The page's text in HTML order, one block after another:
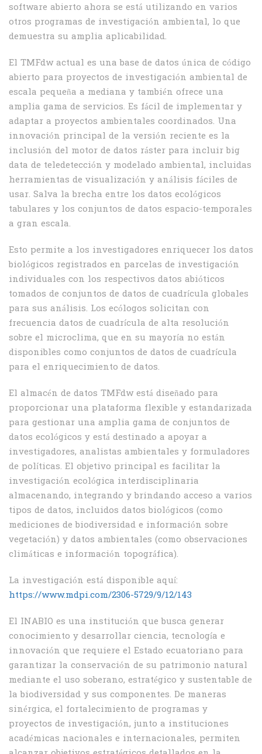
software abierto ahora se está utilizando en varios
otros programas de investigación ambiental, lo que
demuestra su amplia aplicabilidad.
El TMFdw actual es una base de datos única de código
abierto para proyectos de investigación ambiental de
escala pequeña a mediana y también ofrece una
amplia gama de servicios. Es fácil de implementar y
adaptar a proyectos ambientales coordinados. Una
innovación principal de la versión reciente es la
inclusión del motor de datos ráster para incluir big
data de teledetección y modelado ambiental, incluidas
herramientas de visualización y análisis fáciles de
usar. Salva la brecha entre los datos ecológicos
tabulares y los conjuntos de datos espacio-temporales
a gran escala.
Esto permite a los investigadores enriquecer los datos
biológicos registrados en parcelas de investigación
individuales con los respectivos datos abióticos
tomados de conjuntos de datos de cuadrícula globales
para sus análisis. Los ecólogos solicitan con
frecuencia datos de cuadrícula de alta resolución
sobre el microclima, que en su mayoría no están
disponibles como conjuntos de datos de cuadrícula
para el enriquecimiento de datos.
El almacén de datos TMFdw está diseñado para
proporcionar una plataforma flexible y estandarizada
para gestionar una amplia gama de conjuntos de
datos ecológicos y está destinado a apoyar a
investigadores, analistas ambientales y formuladores
de políticas. El objetivo principal es facilitar la
investigación ecológica interdisciplinaria
almacenando, integrando y brindando acceso a varios
tipos de datos, incluidos datos biológicos (como
mediciones de biodiversidad e información sobre
vegetación) y datos ambientales (como observaciones
climáticas e información topográfica).
La investigación está disponible aquí:
https://www.mdpi.com/2306-5729/9/12/143
El INABIO es una institución que busca generar
conocimiento y desarrollar ciencia, tecnología e
innovación que requiere el Estado ecuatoriano para
garantizar la conservación de su patrimonio natural
mediante el uso soberano, estratégico y sustentable de
la biodiversidad y sus componentes. De maneras
sinérgica, el fortalecimiento de programas y
proyectos de investigación, junto a instituciones
académicas nacionales e internacionales, permiten